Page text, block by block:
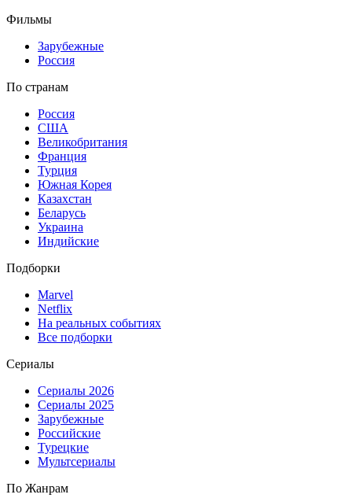
Фильмы
Зарубежные
Россия
По странам
Россия
США
Великобритания
Франция
Турция
Южная Корея
Казахстан
Беларусь
Украина
Индийские
Подборки
Marvel
Netflix
На реальных событиях
Все подборки
Сериалы
Сериалы 2026
Сериалы 2025
Зарубежные
Российские
Турецкие
Мультсериалы
По Жанрам